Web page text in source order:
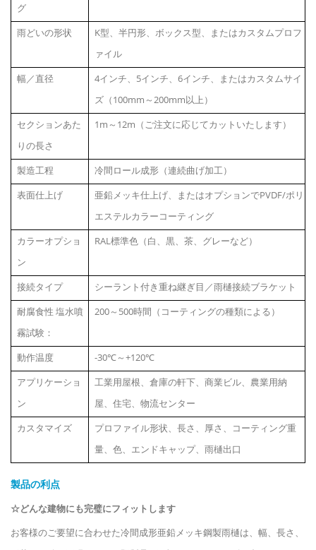
グ
雨どいの形状
K型、半円形、ボックス型、またはカスタムプロフ
ァイル
幅／直径
4インチ、5インチ、6インチ、またはカスタムサイ
ズ（100mm～200mm以上）
セクションあた
りの長さ
1m～12m（ご注文に応じてカットいたします）
製造工程
冷間ロール成形（連続曲げ加工）
表面仕上げ
亜鉛メッキ仕上げ、またはオプションでPVDF/ポリ
エステルカラーコーティング
カラーオプショ
ン
RAL標準色（白、黒、茶、グレーなど）
接続タイプ
シーラント付き重ね継ぎ目／雨樋接続ブラケット
耐腐食性 塩水噴
霧試験：
200～500時間（コーティングの種類による）
動作温度
-30℃～+120℃
アプリケーショ
ン
工業用屋根、倉庫の軒下、商業ビル、農業用納
屋、住宅、物流センター
カスタマイズ
プロファイル形状、長さ、厚さ、コーティング重
量、色、エンドキャップ、雨樋出口
製品の利点
☆どんな建物にも完璧にフィットします
お客様のご要望に合わせた冷間成形亜鉛メッキ鋼製雨樋は、幅、長さ、